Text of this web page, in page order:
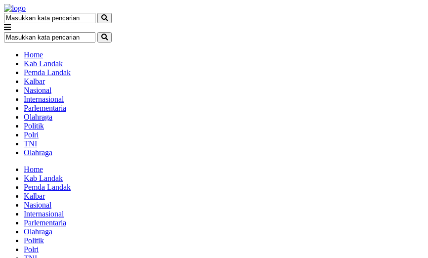
Home
Kab Landak
Pemda Landak
Kalbar
Nasional
Internasional
Parlementaria
Olahraga
Politik
Polri
TNI
Olahraga
Home
Kab Landak
Pemda Landak
Kalbar
Nasional
Internasional
Parlementaria
Olahraga
Politik
Polri